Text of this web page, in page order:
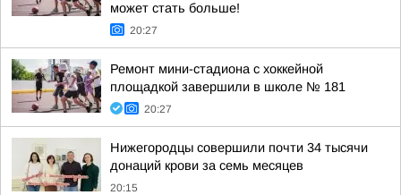
может стать больше!
20:27
Ремонт мини-стадиона с хоккейной
площадкой завершили в школе № 181
20:27
Нижегородцы совершили почти 34 тысячи
донаций крови за семь месяцев
20:15